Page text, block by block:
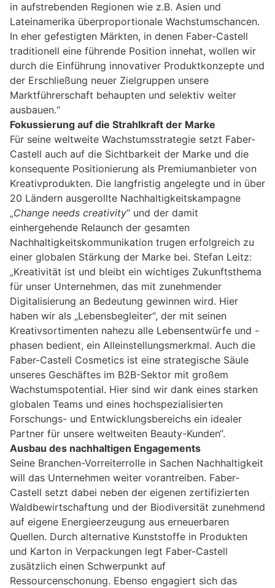
in aufstrebenden Regionen wie z.B. Asien und
Lateinamerika überproportionale Wachstumschancen.
In eher gefestigten Märkten, in denen Faber-Castell
traditionell eine führende Position innehat, wollen wir
durch die Einführung innovativer Produktkonzepte und
der Erschließung neuer Zielgruppen unsere
Marktführerschaft behaupten und selektiv weiter
ausbauen.“
Fokussierung auf die Strahlkraft der Marke
Für seine weltweite Wachstumsstrategie setzt Faber-
Castell auch auf die Sichtbarkeit der Marke und die
konsequente Positionierung als Premiumanbieter von
Kreativprodukten. Die langfristig angelegte und in über
20 Ländern ausgerollte Nachhaltigkeitskampagne
„Change needs creativity“ und der damit
einhergehende Relaunch der gesamten
Nachhaltigkeitskommunikation trugen erfolgreich zu
einer globalen Stärkung der Marke bei. Stefan Leitz:
„Kreativität ist und bleibt ein wichtiges Zukunftsthema
für unser Unternehmen, das mit zunehmender
Digitalisierung an Bedeutung gewinnen wird. Hier
haben wir als „Lebensbegleiter“, der mit seinen
Kreativsortimenten nahezu alle Lebensentwürfe und -
phasen bedient, ein Alleinstellungsmerkmal. Auch die
Faber-Castell Cosmetics ist eine strategische Säule
unseres Geschäftes im B2B-Sektor mit großem
Wachstumspotential. Hier sind wir dank eines starken
globalen Teams und eines hochspezialisierten
Forschungs- und Entwicklungsbereichs ein idealer
Partner für unsere weltweiten Beauty-Kunden“.
Ausbau des nachhaltigen Engagements
Seine Branchen-Vorreiterrolle in Sachen Nachhaltigkeit
will das Unternehmen weiter vorantreiben. Faber-
Castell setzt dabei neben der eigenen zertifizierten
Waldbewirtschaftung und der Biodiversität zunehmend
auf eigene Energieerzeugung aus erneuerbaren
Quellen. Durch alternative Kunststoffe in Produkten
und Karton in Verpackungen legt Faber-Castell
zusätzlich einen Schwerpunkt auf
Ressourcenschonung. Ebenso engagiert sich das